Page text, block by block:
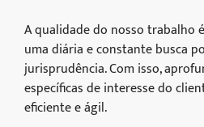
A qualidade do nosso trabalho
uma diária e constante busca
jurisprudência. Com isso,
específicas de interesse do
eficiente e ágil.